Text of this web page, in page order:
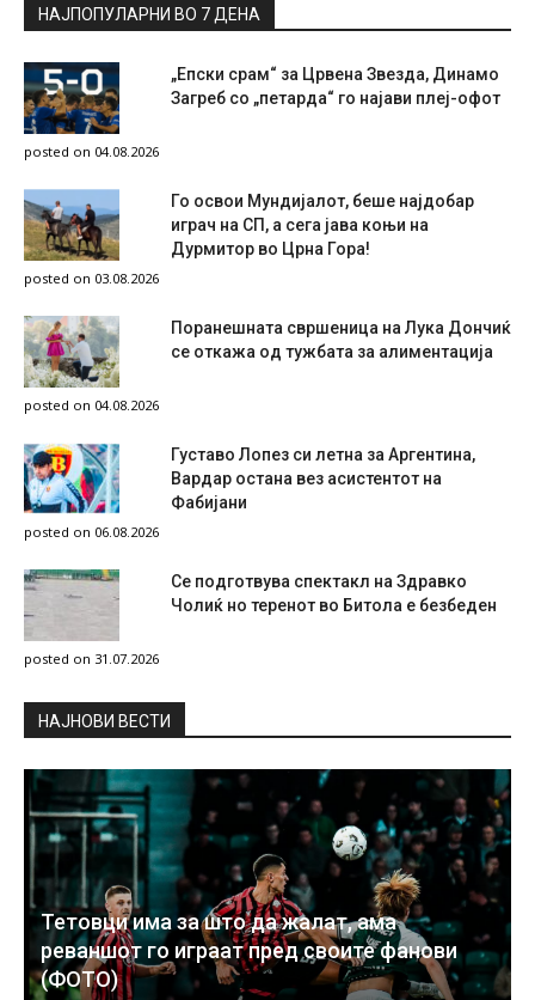
НАЈПОПУЛАРНИ ВО 7 ДЕНА
„Епски срам“ за Црвена Звезда, Динамо
Загреб со „петарда“ го најави плеј-офот
posted on 04.08.2026
Го освои Мундијалот, беше најдобар
играч на СП, а сега јава коњи на
Дурмитор во Црна Гора!
posted on 03.08.2026
Поранешната свршеница на Лука Дончиќ
се откажа од тужбата за алиментација
posted on 04.08.2026
Густаво Лопез си летна за Аргентина,
Вардар остана вез асистентот на
Фабијани
posted on 06.08.2026
Се подготвува спектакл на Здравко
Чолиќ но теренот во Битола е безбеден
posted on 31.07.2026
НAЈНОВИ ВЕСТИ
Тетовци има за што да жалат, ама
реваншот го играат пред своите фанови
(ФОТО)